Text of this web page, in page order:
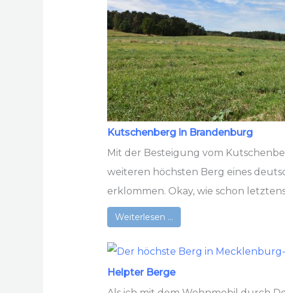
Kutschenberg in Brandenburg
Mit der Besteigung vom
weiteren höchsten Berg eines
erklommen. Okay, wie schon letztens
Weiterlesen …
Helpter Berge